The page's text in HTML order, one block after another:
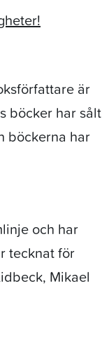
är
böcker har sålt
böckerna har
och har
tecknat för
Mikael